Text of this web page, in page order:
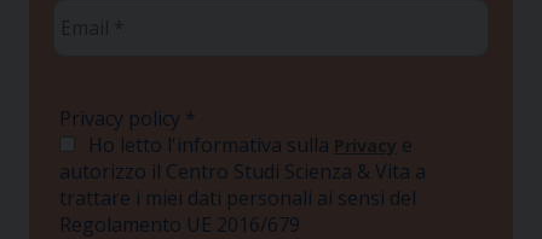
Privacy policy *
Ho letto l'informativa sulla Privacy e
autorizzo il Centro Studi Scienza & Vita a
trattare i miei dati personali ai sensi del
Regolamento UE 2016/679